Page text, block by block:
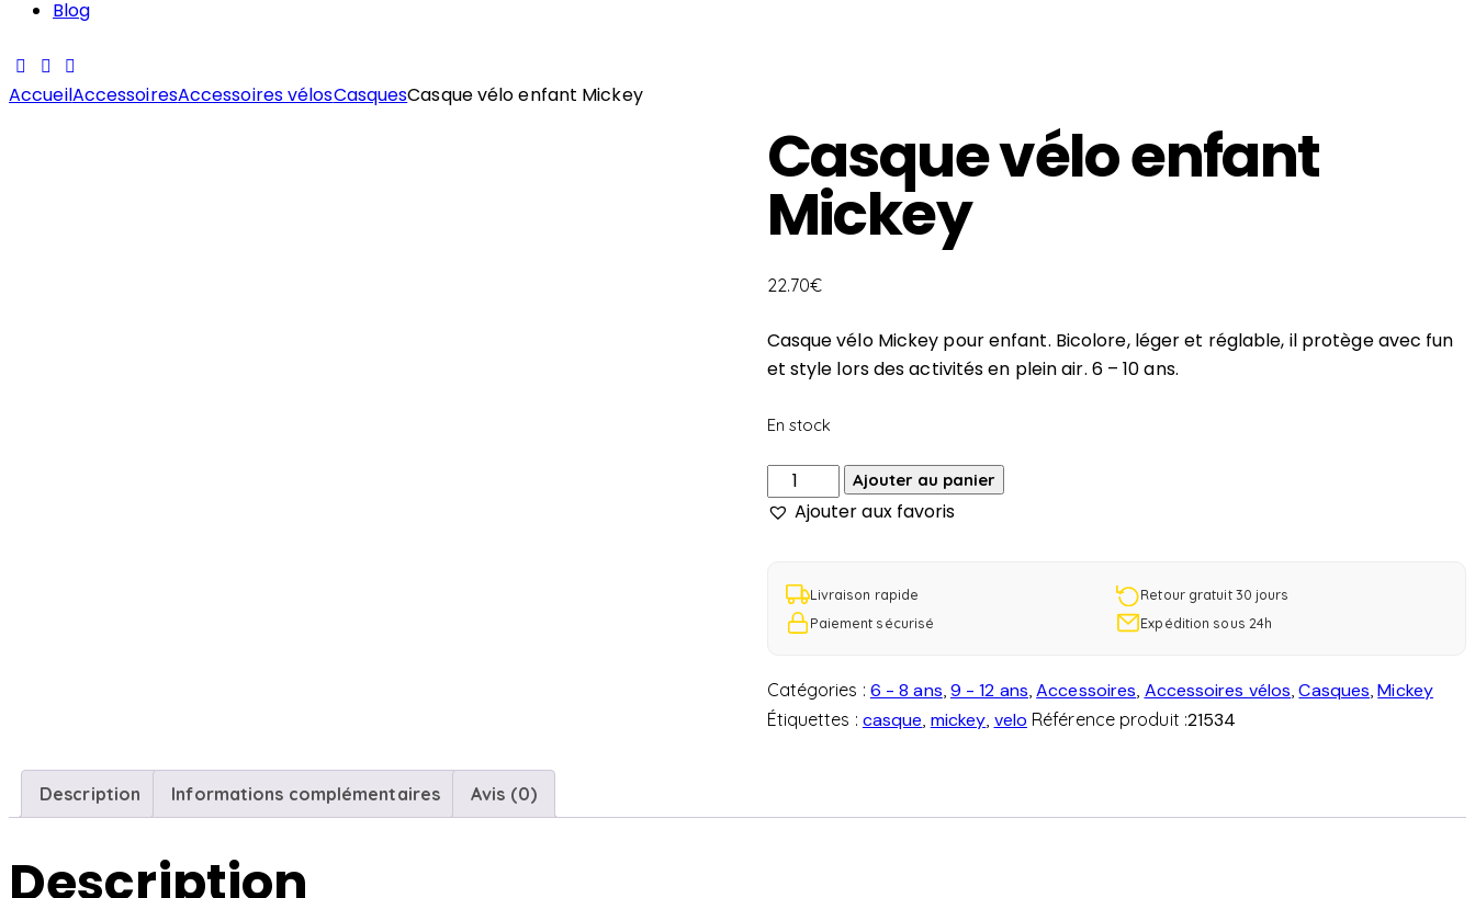
Blog
AccueilAccessoiresAccessoires vélosCasquesCasque vélo enfant Mickey
Casque vélo enfant
Mickey
22.70€
Casque vélo Mickey pour enfant. Bicolore, léger et réglable, il protège avec fun
et style lors des activités en plein air. 6 – 10 ans.
En stock
Ajouter au panier
Ajouter aux favoris
Livraison rapide
Retour gratuit 30 jours
Paiement sécurisé
Expédition sous 24h
Catégories : 6 - 8 ans, 9 - 12 ans,Accessoires, Accessoires vélos,Casques,Mickey
Étiquettes : casque, mickey, velo Référence produit :21534
Description Informations complémentaires Avis (0)
Description